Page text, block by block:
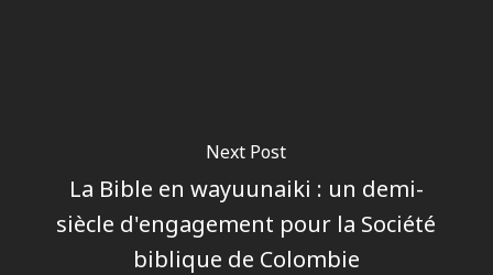
Next Post
La Bible en wayuunaiki : un demi-
siècle d'engagement pour la Société
biblique de Colombie